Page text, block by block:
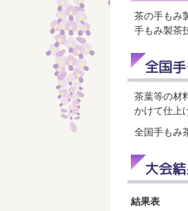
茶の手もみ
手もみ製茶
全国
茶葉等の材
かけて仕上
全国手もみ
大会
結果表